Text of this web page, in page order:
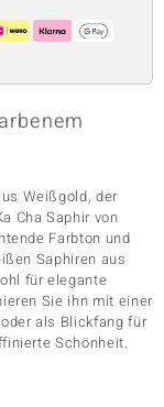
Weißgold, der
Cha Saphir von
Farbton und
Saphiren aus
für elegante
Sie ihn mit einer
als Blickfang für
Schönheit.